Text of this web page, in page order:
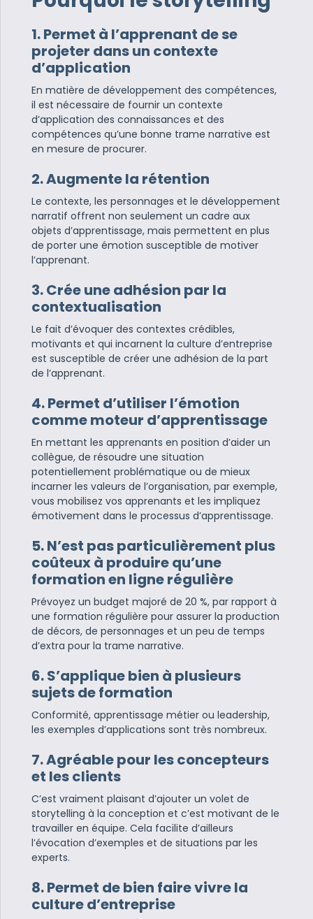
1. Permet à l’apprenant de se
projeter dans un contexte
d’application
En matière de développement des compétences,
il est nécessaire de fournir un contexte
d’application des connaissances et des
compétences qu’une bonne trame narrative est
en mesure de procurer.
2. Augmente la rétention
Le contexte, les personnages et le développement
narratif offrent non seulement un cadre aux
objets d’apprentissage, mais permettent en plus
de porter une émotion susceptible de motiver
l’apprenant.
3. Crée une adhésion par la
contextualisation
Le fait d’évoquer des contextes crédibles,
motivants et qui incarnent la culture d’entreprise
est susceptible de créer une adhésion de la part
de l’apprenant.
4. Permet d’utiliser l’émotion
comme moteur d’apprentissage
En mettant les apprenants en position d’aider un
collègue, de résoudre une situation
potentiellement problématique ou de mieux
incarner les valeurs de l’organisation, par exemple,
vous mobilisez vos apprenants et les impliquez
émotivement dans le processus d’apprentissage.
5. N’est pas particulièrement plus
coûteux à produire qu’une
formation en ligne régulière
Prévoyez un budget majoré de 20 %, par rapport à
une formation régulière pour assurer la production
de décors, de personnages et un peu de temps
d’extra pour la trame narrative.
6. S’applique bien à plusieurs
sujets de formation
Conformité, apprentissage métier ou leadership,
les exemples d’applications sont très nombreux.
7. Agréable pour les concepteurs
et les clients
C’est vraiment plaisant d’ajouter un volet de
storytelling à la conception et c’est motivant de le
travailler en équipe. Cela facilite d’ailleurs
l’évocation d’exemples et de situations par les
experts.
8. Permet de bien faire vivre la
culture d’entreprise